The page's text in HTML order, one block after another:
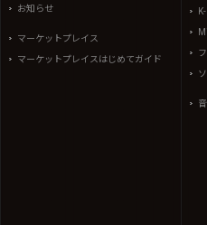
お知らせ
マーケットプレイス
マーケットプレイスはじめてガイド